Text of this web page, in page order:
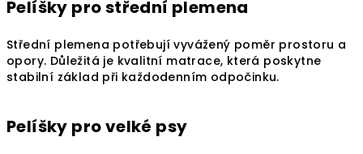
Pelíšky pro střední plemena
Střední plemena potřebují vyvážený poměr prostoru a
opory. Důležitá je kvalitní matrace, která poskytne
stabilní základ při každodenním odpočinku.
Pelíšky pro velké psy